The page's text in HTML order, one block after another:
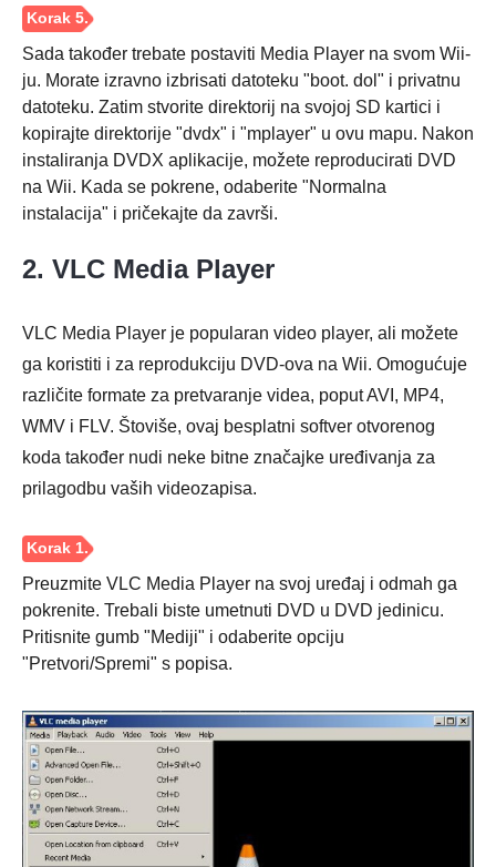
Korak 4.
Korak 5.
Sada također trebate postaviti Media Player na svom Wii-
ju. Morate izravno izbrisati datoteku "boot. dol" i privatnu
datoteku. Zatim stvorite direktorij na svojoj SD kartici i
kopirajte direktorije "dvdx" i "mplayer" u ovu mapu. Nakon
instaliranja DVDX aplikacije, možete reproducirati DVD
na Wii. Kada se pokrene, odaberite "Normalna
instalacija" i pričekajte da završi.
2. VLC Media Player
VLC Media Player je popularan video player, ali možete
ga koristiti i za reprodukciju DVD-ova na Wii. Omogućuje
različite formate za pretvaranje videa, poput AVI, MP4,
WMV i FLV. Štoviše, ovaj besplatni softver otvorenog
koda također nudi neke bitne značajke uređivanja za
prilagodbu vaših videozapisa.
Preuzmite VLC Media Player na svoj uređaj i odmah ga
pokrenite. Trebali biste umetnuti DVD u DVD jedinicu.
Pritisnite gumb "Mediji" i odaberite opciju
"Pretvori/Spremi" s popisa.